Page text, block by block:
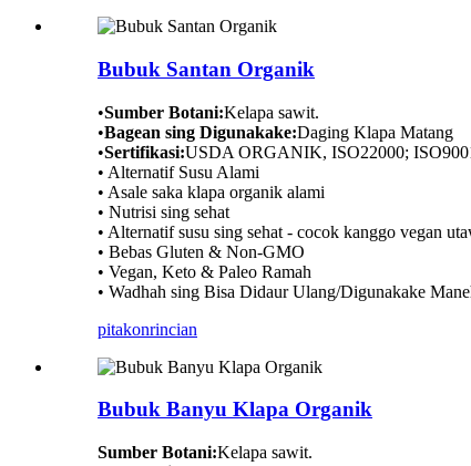
Bubuk Santan Organik
•Sumber Botani:Kelapa sawit.
•Bagean sing Digunakake:Daging Klapa Matang
•Sertifikasi:USDA ORGANIK, ISO22000;
• Alternatif Susu Alami
• Asale saka klapa organik alami
• Nutrisi sing sehat
• Alternatif susu sing sehat - cocok kanggo vegan
• Bebas Gluten & Non-GMO
• Vegan, Keto & Paleo Ramah
• Wadhah sing Bisa Didaur Ulang/Digunakake
pitakonrincian
Bubuk Banyu Klapa Organik
Sumber Botani:Kelapa sawit.